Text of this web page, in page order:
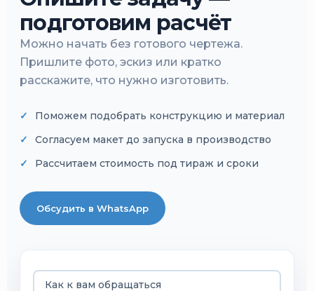
подготовим расчёт
Можно начать без готового чертежа.
Пришлите фото, эскиз или кратко
расскажите, что нужно изготовить.
Поможем подобрать конструкцию и материал
Согласуем макет до запуска в производство
Рассчитаем стоимость под тираж и сроки
Обсудить в WhatsApp